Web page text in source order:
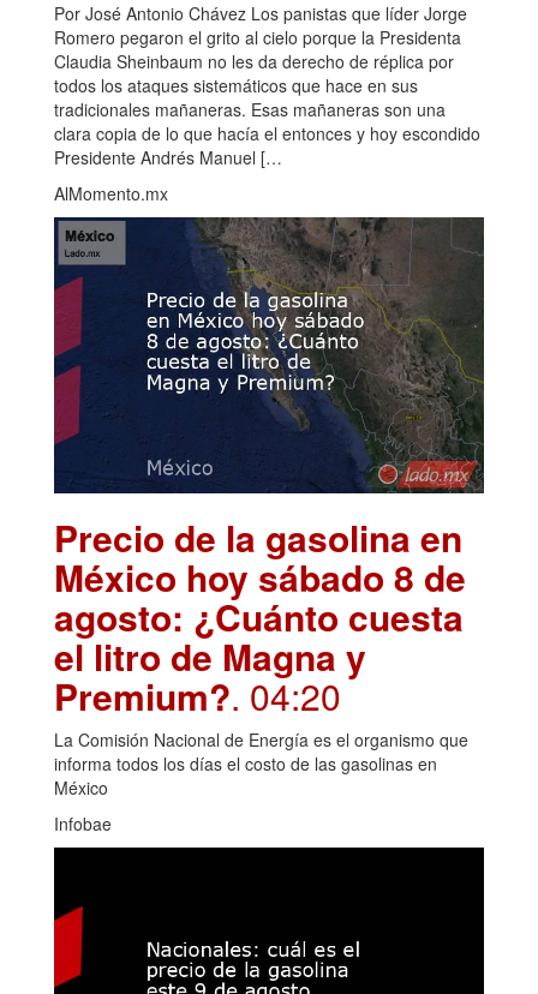
Por José Antonio Chávez Los panistas que líder Jorge
Romero pegaron el grito al cielo porque la Presidenta
Claudia Sheinbaum no les da derecho de réplica por
todos los ataques sistemáticos que hace en sus
tradicionales mañaneras. Esas mañaneras son una
clara copia de lo que hacía el entonces y hoy escondido
Presidente Andrés Manuel […
AlMomento.mx
Precio de la gasolina en
México hoy sábado 8 de
agosto: ¿Cuánto cuesta
el litro de Magna y
Premium?. 04:20
La Comisión Nacional de Energía es el organismo que
informa todos los días el costo de las gasolinas en
México
Infobae